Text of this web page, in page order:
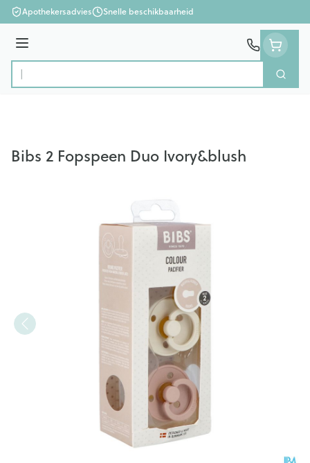
Ga naar de inhoud
Apothekersadvies Snelle beschikbaarheid
Menu
Product, merk, categorie...
Zoek
Bibs 2 Fopspeen Duo Ivory&blush